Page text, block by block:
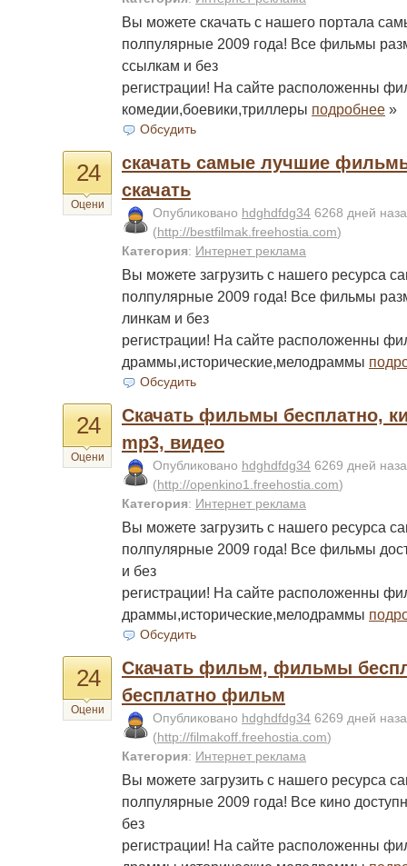
Вы можете скачать с нашего портала
полпулярные 2009 года! Все фильмы
ссылкам и без
регистрации! На сайте расположенны
комедии,боевики,триллеры подробнее »
Обсудить
24
Оцени
скачать самые лучшие
скачать
Опубликовано hdghdfdg34 6268 дней
(http://bestfilmak.freehostia.com)
Категория: Интернет реклама
Вы можете загрузить с нашего ресурса
полпулярные 2009 года! Все фильмы
линкам и без
регистрации! На сайте расположенны
драммы,исторические,мелодраммы
Обсудить
24
Оцени
Скачать фильмы бесплатно,
mp3, видео
Опубликовано hdghdfdg34 6269 дней
(http://openkino1.freehostia.com)
Категория: Интернет реклама
Вы можете загрузить с нашего ресурса
полпулярные 2009 года! Все фильмы
и без
регистрации! На сайте расположенны
драммы,исторические,мелодраммы
Обсудить
24
Оцени
Скачать фильм, фильмы
бесплатно фильм
Опубликовано hdghdfdg34 6269 дней
(http://filmakoff.freehostia.com)
Категория: Интернет реклама
Вы можете загрузить с нашего ресурса
полпулярные 2009 года! Все кино
без
регистрации! На сайте расположенны